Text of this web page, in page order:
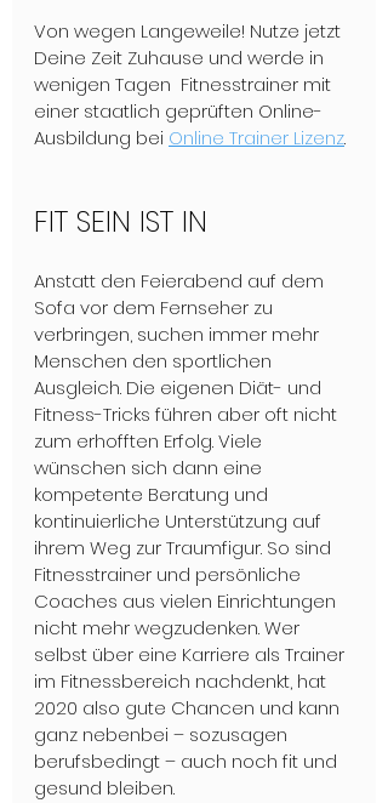
Von wegen Langeweile! Nutze jetzt
Deine Zeit Zuhause und werde in
wenigen Tagen  Fitnesstrainer mit
einer staatlich geprüften Online-
Ausbildung bei Online Trainer Lizenz.
FIT SEIN IST IN
Anstatt den Feierabend auf dem
Sofa vor dem Fernseher zu
verbringen, suchen immer mehr
Menschen den sportlichen
Ausgleich. Die eigenen Diät- und
Fitness-Tricks führen aber oft nicht
zum erhofften Erfolg. Viele
wünschen sich dann eine
kompetente Beratung und
kontinuierliche Unterstützung auf
ihrem Weg zur Traumfigur. So sind
Fitnesstrainer und persönliche
Coaches aus vielen Einrichtungen
nicht mehr wegzudenken. Wer
selbst über eine Karriere als Trainer
im Fitnessbereich nachdenkt, hat
2020 also gute Chancen und kann
ganz nebenbei – sozusagen
berufsbedingt – auch noch fit und
gesund bleiben.